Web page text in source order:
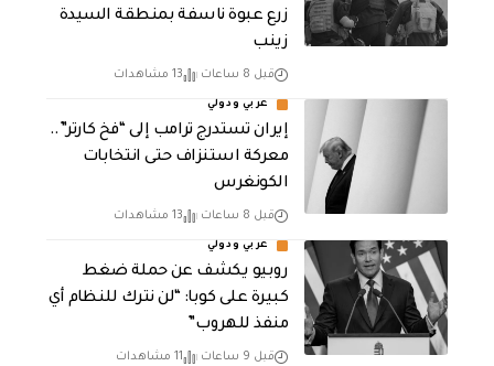
زرع عبوة ناسفة بمنطقة السيدة
زينب
قبل 8 ساعات 13 مشاهدات
عربي ودولي
إيران تستدرج ترامب إلى “فخ كارتر”..
معركة استنزاف حتى انتخابات
الكونغرس
قبل 8 ساعات 13 مشاهدات
عربي ودولي
روبيو يكشف عن حملة ضغط
كبيرة على كوبا: “لن نترك للنظام أي
منفذ للهروب”
قبل 9 ساعات 11 مشاهدات